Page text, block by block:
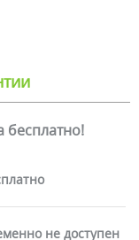
бесплатно!
не доступен